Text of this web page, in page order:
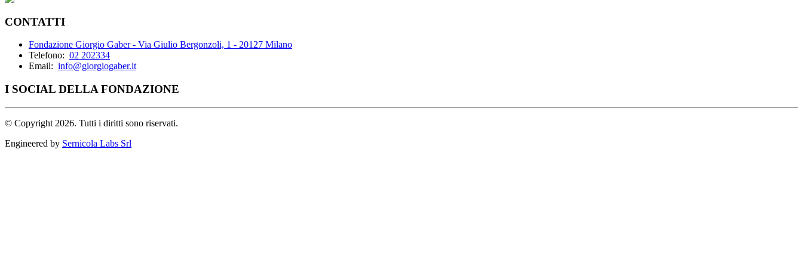
CONTATTI
Fondazione Giorgio Gaber - Via Giulio Bergonzoli, 1 - 20127 Milano
Telefono: 02 202334
Email: info@giorgiogaber.it
I SOCIAL DELLA FONDAZIONE
© Copyright 2026. Tutti i diritti sono riservati.
Engineered by Sernicola Labs Srl